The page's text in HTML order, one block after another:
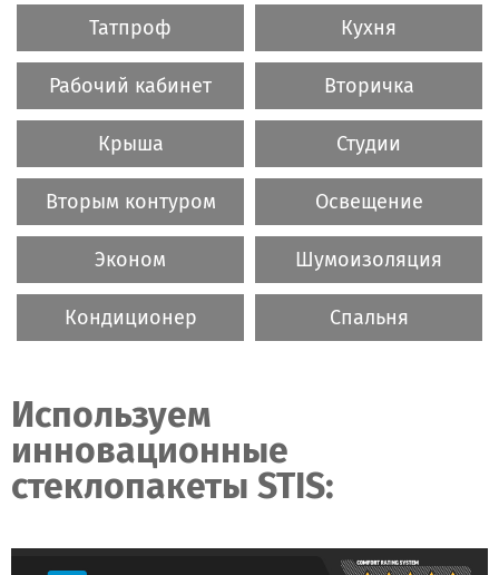
Татпроф Кухня
Рабочий кабинет Вторичка
Крыша Студии
Вторым контуром Освещение
Эконом Шумоизоляция
Кондиционер Спальня
Используем
инновационные
стеклопакеты STIS: